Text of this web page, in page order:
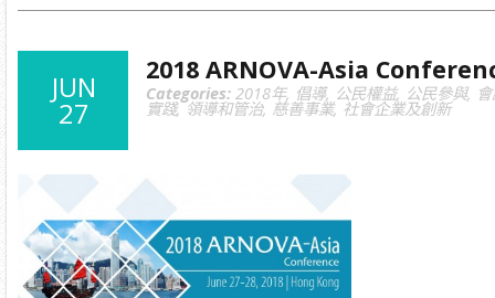
JUN
27
2018 ARNOVA-Asia
Categories: 2018年, 倡導, 公民權益, 公民參與,
實踐,領導和管治, 慈善事業, 社會企業及創新